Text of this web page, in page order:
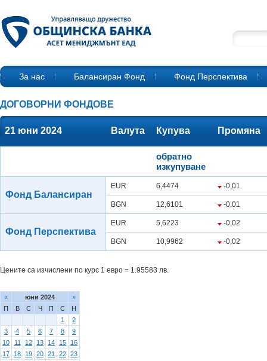
За нас Балансиран Фонд Фонд Перспектива
ДОГОВОРНИ ФОНДОВЕ
21 юни 2024 Валута Купува Промяна
обратно
изкупуване
Фонд Балансиран
EUR 6,4474 -0,01
BGN 12,6101 -0,01
Фонд Перспектива
EUR 5,6223 -0,02
BGN 10,9962 -0,02
Цените са изчислени по курс 1 евро = 1.95583 лв.
« юни 2024
»
П
В С Ч П С
Н
1
2
3
4 5 6 7 8
9
10
11 12 13 14 15
16
17
18 19 20 21 22 23